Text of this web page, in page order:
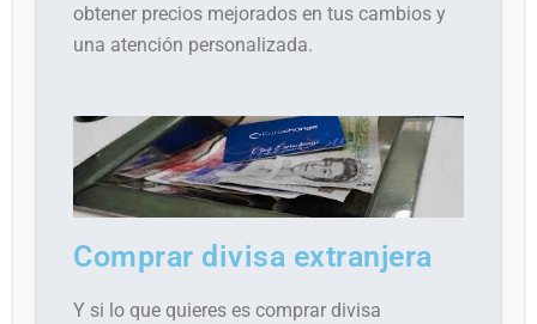
obtener precios mejorados en tus cambios y
una atención personalizada.
Comprar divisa extranjera
Y si lo que quieres es comprar divisa